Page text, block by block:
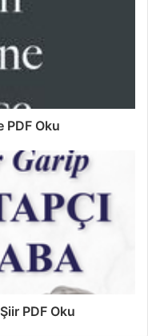
PDF Oku
PDF Oku